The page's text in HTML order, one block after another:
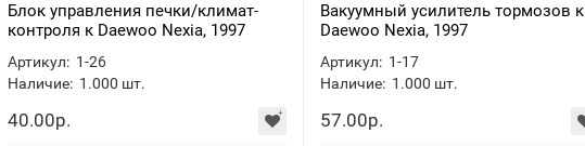
Блок управления печки/климат-
контроля к Daewoo Nexia, 1997
Артикул: 1-26
Наличие: 1.000 шт.
40.00р.
Вакуумный усилитель тормозов к
Daewoo Nexia, 1997
Артикул: 1-17
Наличие: 1.000 шт.
57.00р.